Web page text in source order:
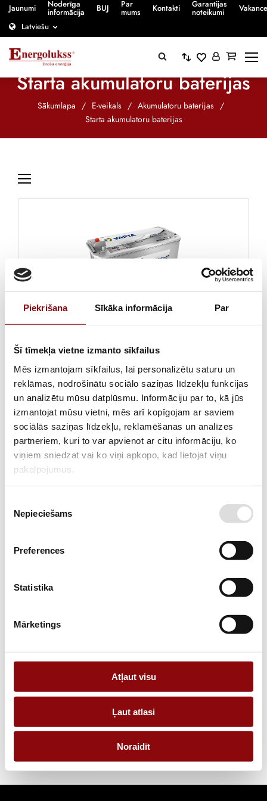
Piekrišana Sīkāka informācija Par
Šī tīmekļa vietne izmanto sīkfailus
Mēs izmantojam sīkfailus, lai personalizētu saturu un
reklāmas, nodrošinātu sociālo saziņas līdzekļu funkcijas
un analizētu mūsu datplūsmu. Informāciju par to, kā jūs
izmantojat mūsu vietni, mēs arī kopīgojam ar saviem
sociālās saziņas līdzekļu, reklamēšanas un analīzes
partneriem, kuri to var apvienot ar citu informāciju, ko
viņiem sniedzat vai ko viņi apkopo, kad lietojat viņu
pakalpojumus.
izvēle
Nepieciešams
Preferences
Statistika
Mārketings
Atļaut visu
Ļaut atlasi
Noraidīt
Jaunumi Noderīga
informācija BUJ Par
mums Kontakti Garantijas
noteikumi
Latviešu
Starta akumulatoru baterijas
Sākumlapa / E-veikals / Akumulatoru baterijas /
Starta akumulatoru baterijas
Akumulators VARTA 12V 180Ah 1000A
Akumulators YUASA YBX5019 Silver High
Performance 12V 100Ah 900A
Performance 12V 80Ah 740A
1